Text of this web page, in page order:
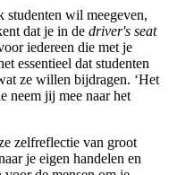
studenten wil meegeven,
dat je in dedriver's seat
iedereen die met je
essentieel dat studenten
ze willen bijdragen. ‘Het
neem jij mee naar het
zelfreflectie van groot
je eigen handelen en